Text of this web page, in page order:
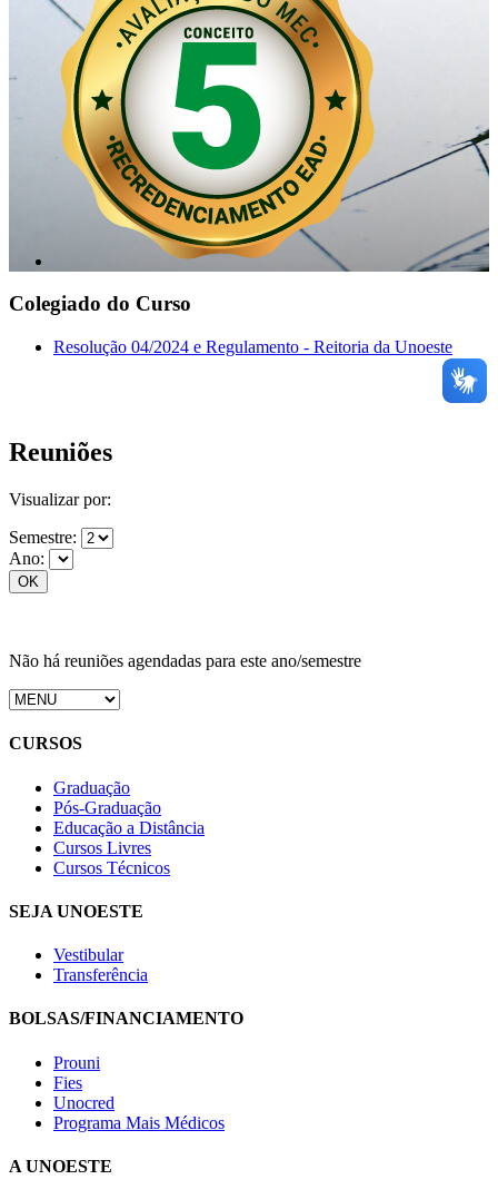
Colegiado do Curso
Resolução 04/2024 e Regulamento - Reitoria da Unoeste
Reuniões
Visualizar por:
Semestre:
Ano:
Não há reuniões agendadas para este ano/semestre
CURSOS
Graduação
Pós-Graduação
Educação a Distância
Cursos Livres
Cursos Técnicos
SEJA UNOESTE
Vestibular
Transferência
BOLSAS/FINANCIAMENTO
Prouni
Fies
Unocred
Programa Mais Médicos
A UNOESTE